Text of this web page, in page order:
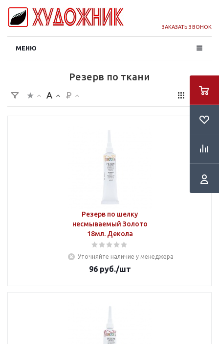
ЗАКАЗАТЬ ЗВОНОК
МЕНЮ
Резерв по ткани
Резерв по шелку
несмываемый Золото
18мл. Декола
Уточняйте наличие у менеджера
96руб./шт